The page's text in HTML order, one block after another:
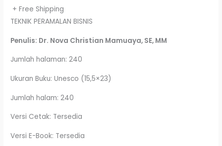
+ Free Shipping
TEKNIK PERAMALAN BISNIS
Penulis: Dr. Nova Christian Mamuaya, SE, MM
Jumlah halaman: 240
Ukuran Buku: Unesco (15,5×23)
Jumlah halam: 240
Versi Cetak: Tersedia
Versi E-Book: Tersedia